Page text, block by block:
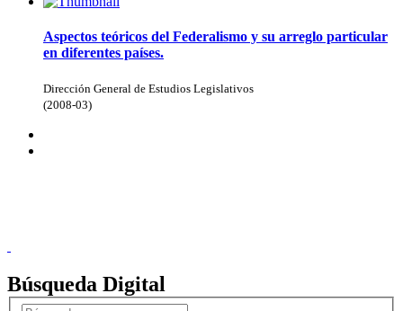
Aspectos teóricos del Federalismo y su arreglo particular
en diferentes países.
Dirección General de Estudios Legislativos
(2008-03)
Búsqueda Digital